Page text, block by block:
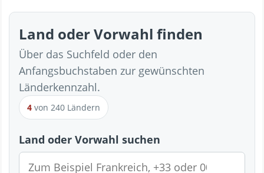
Land oder Vorwahl finden
Über das Suchfeld oder den
Anfangsbuchstaben zur gewünschten
Länderkennzahl.
4 von 240 Ländern
Land oder Vorwahl suchen